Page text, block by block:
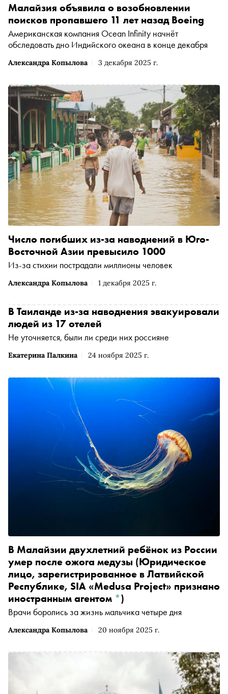
Александра Копылова 3 декабря 2025 г.
Малайзия объявила о возобновлении
поисков пропавшего 11 лет назад Boeing
Американская компания Ocean Infinity начнёт
обследовать дно Индийского океана в конце декабря
Александра Копылова 1 декабря 2025 г.
Число погибших из-за наводнений в Юго-
Восточной Азии превысило 1000
Из-за стихии пострадали миллионы человек
Екатерина Палкина 24 ноября 2025 г.
В Таиланде из-за наводнения эвакуировали
людей из 17 отелей
Не уточняется, были ли среди них россияне
Александра Копылова 20 ноября 2025 г.
В Малайзии двухлетний ребёнок из России
умер после ожога медузы (Юридическое
лицо, зарегистрированное в Латвийской
Республике, SIA «Medusa Project» признано
иностранным агентом *)
Врачи боролись за жизнь мальчика четыре дня